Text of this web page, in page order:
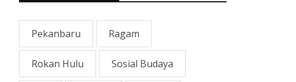
Pekanbaru Ragam
Rokan Hulu Sosial Budaya